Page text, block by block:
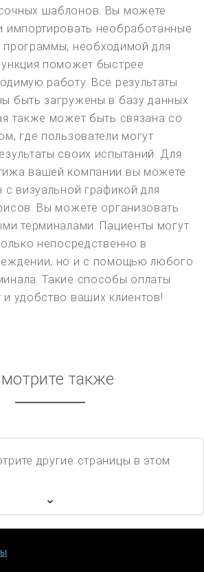
шаблонов. Вы можете
импортировать необработанные
необходимой для
поможет быстрее
работу. Все результаты
быть загружены в базу данных
также может быть связана со
где пользователи могут
своих испытаний. Для
вашей компании вы можете
с визуальной графикой для
Вы можете организовать
терминалами. Пациенты могут
непосредственно в
но и с помощью любого
Такие способы оплаты
удобство ваших клиентов!
также
другие страницы в этом